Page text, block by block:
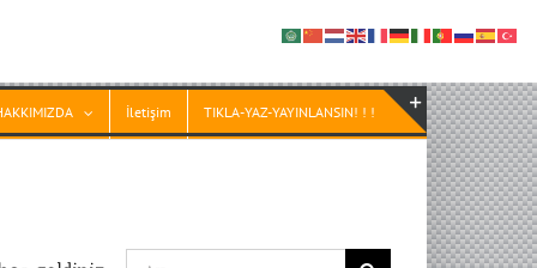
İletişim TIKLA-YAZ-YAYINLANSIN! ! !
Search
Toggle
Sliding
Bar
Area